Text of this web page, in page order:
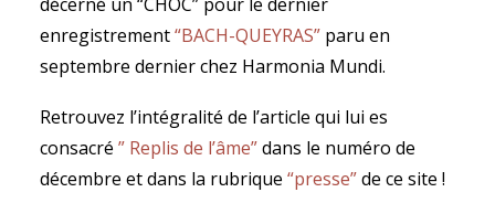
SEARCH
enregistrement“BACH-QUEYRAS” paru en
septembre dernier chez Harmonia Mundi.
Retrouvez l’intégralité de l’article qui lui es
consacré ” Replis de l’âme”dans le numéro de
décembre et dans la rubrique “presse”de ce site !